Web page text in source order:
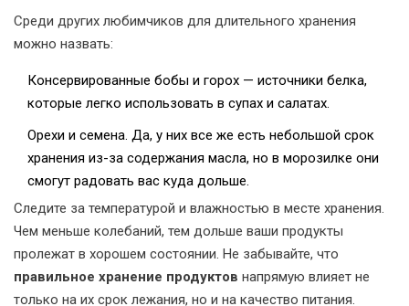
Среди других любимчиков для длительного хранения
можно назвать:
Консервированные бобы и горох — источники белка,
которые легко использовать в супах и салатах.
Орехи и семена. Да, у них все же есть небольшой срок
хранения из-за содержания масла, но в морозилке они
смогут радовать вас куда дольше.
Следите за температурой и влажностью в месте хранения.
Чем меньше колебаний, тем дольше ваши продукты
пролежат в хорошем состоянии. Не забывайте, что
правильное хранение продуктов напрямую влияет не
только на их срок лежания, но и на качество питания.